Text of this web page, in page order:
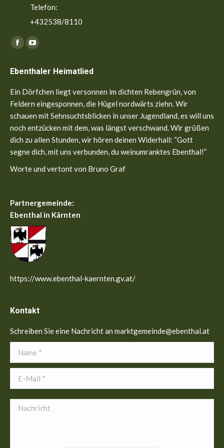
Telefon:
+432538/8110
Finden Sie uns auf:
Facebook
opens
in
new
window
YouTube
opens
in
new
window
Ebenthaler Heimatlied
Ein Dörfchen liegt versonnen im dichten Rebengrün, von
Feldern eingesponnen, die Hügel nordwärts ziehn. Wir
schauen mit Sehnsuchtsblicken in unser Jugendland, es will uns
noch entzücken mit dem, was längst verschwand. Wir grüßen
dich zu allen Stunden, wir hören deinen Widerhall: “Gott
segne dich, mit uns verbunden, du weinumranktes Ebenthal!”
Worte und vertont von Bruno Graf
Partnergemeinde:
Ebenthal in Kärnten
https://www.ebenthal-kaernten.gv.at/
Kontakt
Schreiben Sie eine Nachricht an marktgemeinde@ebenthal.at
Name *
E-Mail *
Nachricht